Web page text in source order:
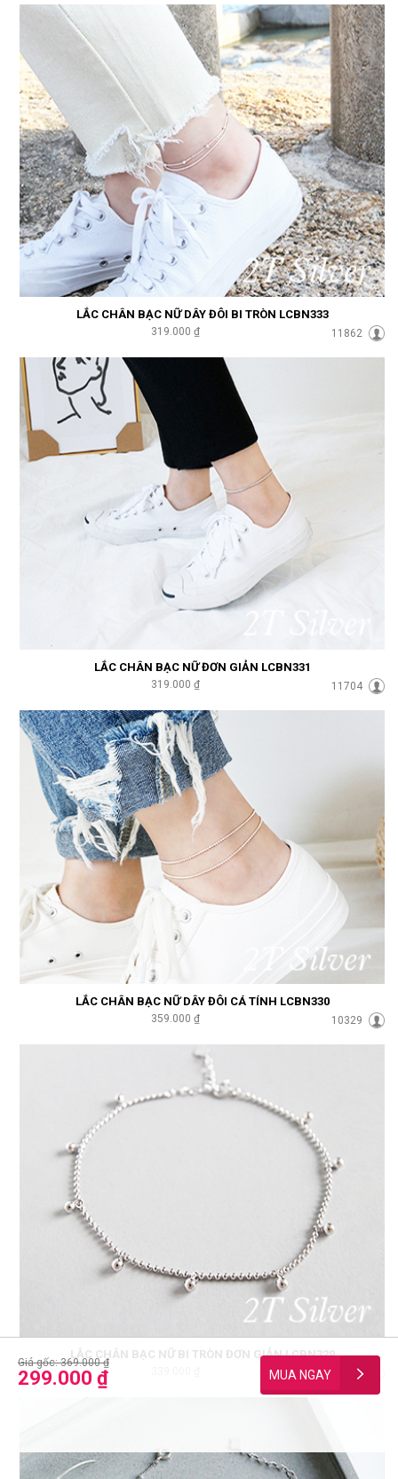
Giá gốc: 369.000 ₫
299.000 ₫
LẮC CHÂN BẠC NỮ DÂY ĐÔI BI TRÒN LCBN333
319.000 ₫ 11862
LẮC CHÂN BẠC NỮ ĐƠN GIẢN LCBN331
319.000 ₫ 11704
LẮC CHÂN BẠC NỮ DÂY ĐÔI CÁ TÍNH LCBN330
359.000 ₫ 10329
LẮC CHÂN BẠC NỮ BI TRÒN ĐƠN GIẢN LCBN329
11926